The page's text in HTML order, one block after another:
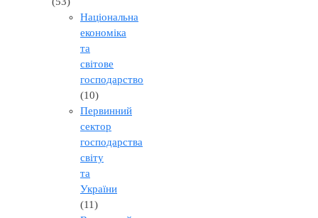
Національна
економіка
та
світове
господарство
(10)
Первинний
сектор
господарства
світу
та
України
(11)